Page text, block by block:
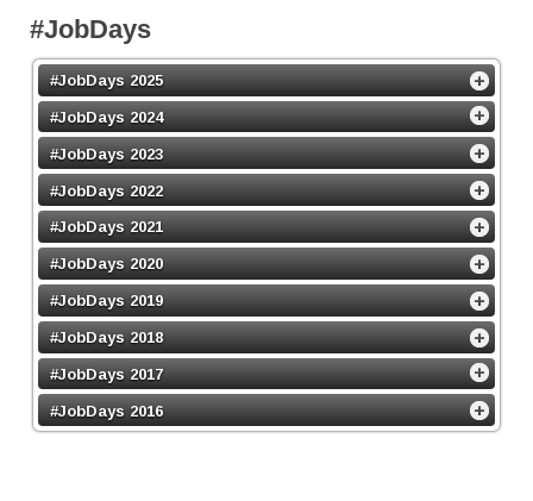
#JobDays
#JobDays 2025
#JobDays 2024
#JobDays 2023
#JobDays 2022
#JobDays 2021
#JobDays 2020
#JobDays 2019
#JobDays 2018
#JobDays 2017
#JobDays 2016